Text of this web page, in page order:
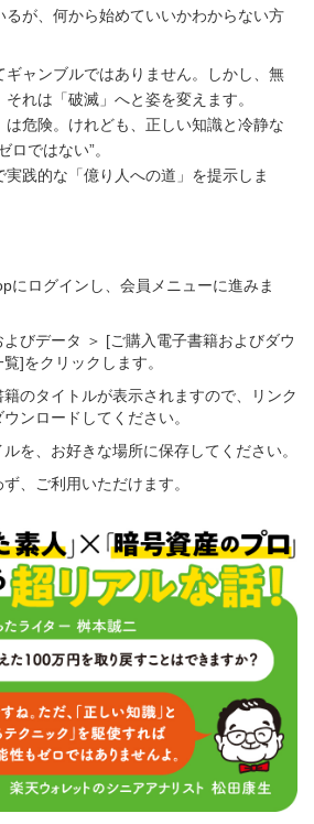
るが、何から始めていいかわからない方
ャンブルではありません。しかし、無
れは「破滅」へと姿を変えます。
は危険。けれども、正しい知識と冷静な
ロではない”。
践的な「億り人への道」を提示しま
にログインし、会員メニューに進みま
びデータ ＞ [ご購入電子書籍およびダウ
]をクリックします。
のタイトルが表示されますので、リンク
ンロードしてください。
を、お好きな場所に保存してください。
、ご利用いただけます。